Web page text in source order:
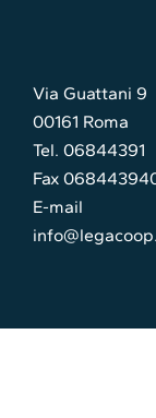
Via Guattani 9
00161 Roma
Tel. 06844391
Fax
E-mail